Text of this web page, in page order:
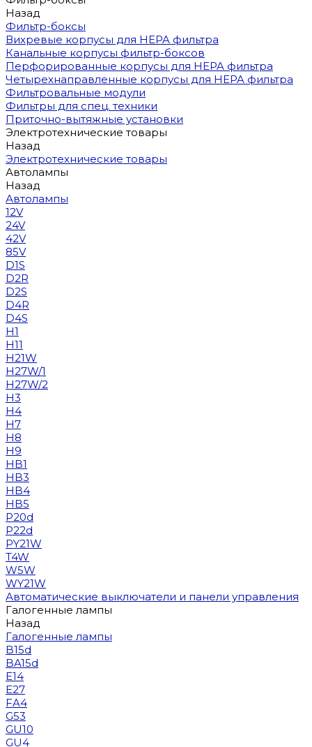
Назад
Фильтр-боксы
Вихревые корпусы для HEPA фильтра
Канальные корпусы фильтр-боксов
Перфорированные корпусы для HEPA фильтра
Четырехнаправленные корпусы для HEPA фильтра
Фильтровальные модули
Фильтры для спец. техники
Приточно-вытяжные установки
Электротехнические товары
Назад
Электротехнические товары
Автолампы
Назад
Автолампы
12V
24V
42V
85V
D1S
D2R
D2S
D4R
D4S
H1
H11
H21W
H27W/1
H27W/2
H3
H4
H7
H8
H9
HB1
HB3
HB4
HB5
P20d
P22d
PY21W
T4W
W5W
WY21W
Автоматические выключатели и панели управления
Галогенные лампы
Назад
Галогенные лампы
B15d
BA15d
E14
E27
FA4
G53
GU10
GU4